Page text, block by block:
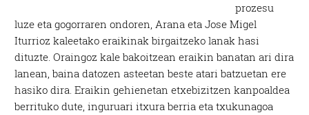
prozesu
luze eta gogorraren ondoren, Arana eta Jose Migel
Iturrioz kaleetako eraikinak birgaitzeko lanak hasi
dituzte. Oraingoz kale bakoitzean eraikin banatan ari dira
lanean, baina datozen asteetan beste atari batzuetan ere
hasiko dira. Eraikin gehienetan etxebizitzen kanpoaldea
berrituko dute, inguruari itxura berria eta txukunagoa